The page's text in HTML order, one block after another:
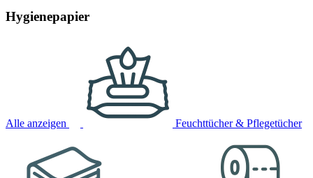
Hygienepapier
Alle anzeigen Feuchttücher & Pflegetücher